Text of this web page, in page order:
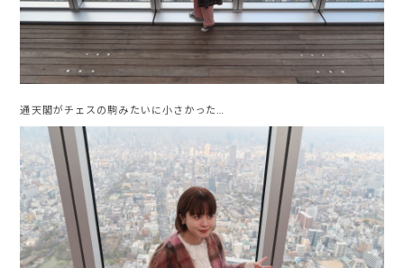
通天閣がチェスの駒みたいに小さかった…